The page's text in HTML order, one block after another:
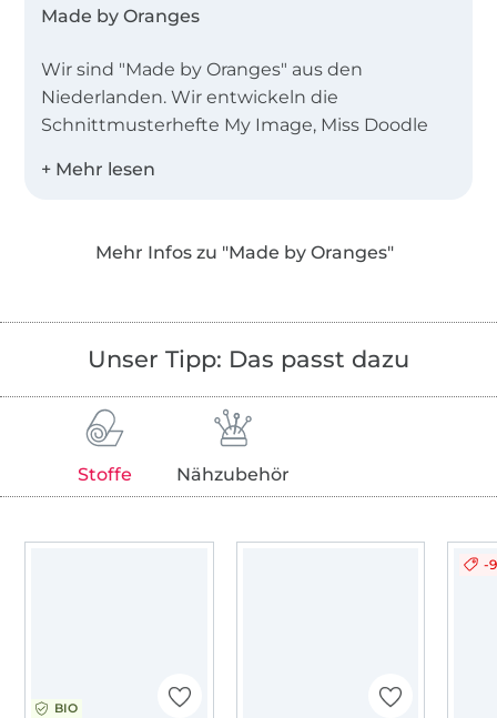
Made by Oranges
Wir sind "Made by Oranges" aus den
Niederlanden. Wir entwickeln die
Schnittmusterhefte My Image, Miss Doodle
Englisch, Niederländisch und Französisch an!
Mehr Infos zu "Made by Oranges"
Unser Tipp: Das passt dazu
Stoffe Nähzubehör
BIO
-